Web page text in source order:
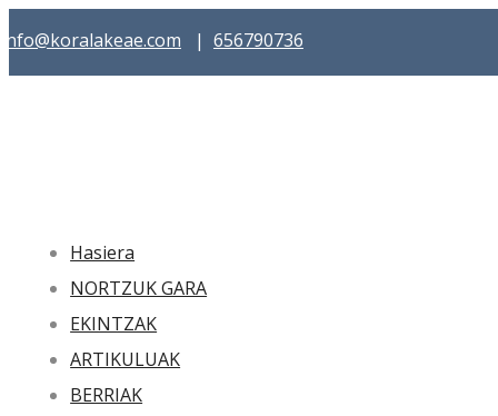
info@koralakeae.com | 656790736
Hasiera
NORTZUK GARA
EKINTZAK
ARTIKULUAK
BERRIAK